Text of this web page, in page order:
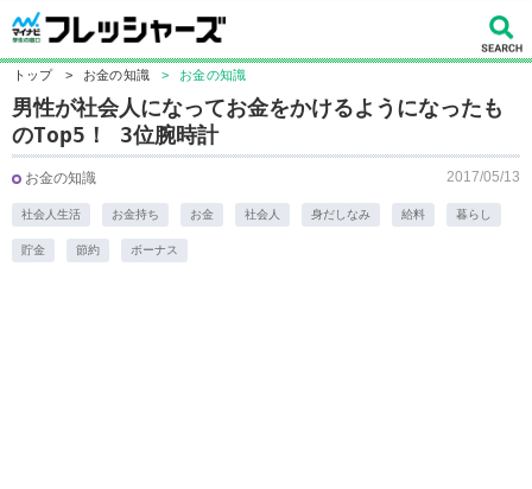
トップ > お金の知識 > お金の知識
男性が社会人になってお金をかけるようになったも
のTop5！ 3位腕時計
お金の知識 2017/05/13
社会人生活 お金持ち お金 社会人 身だしなみ 給料 暮らし
貯金 節約 ボーナス